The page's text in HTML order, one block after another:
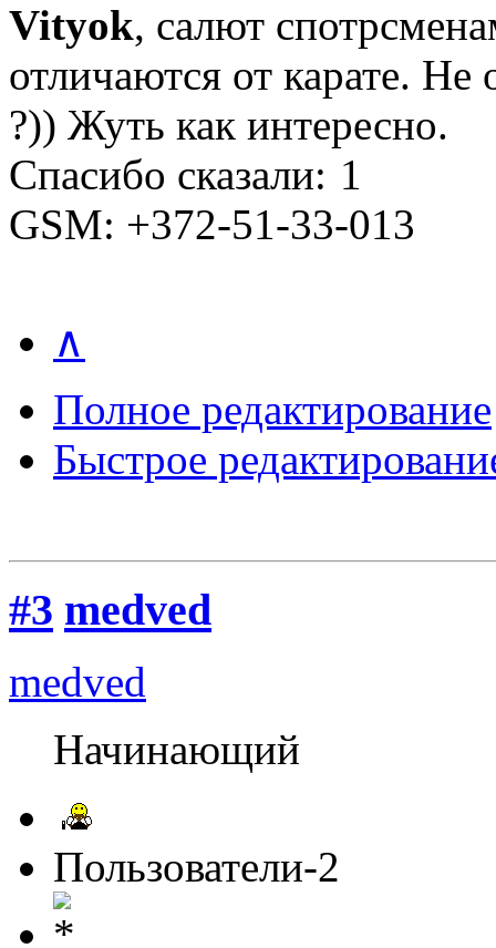
Vityok, салют
отличаются от карате. Не
?)) Жуть как интересно.
Спасибо сказали: 1
GSM: +372-51-33-013
∧
Полное редактирование
Быстрое
#3 medved
medved
Начинающий
Пользователи-2